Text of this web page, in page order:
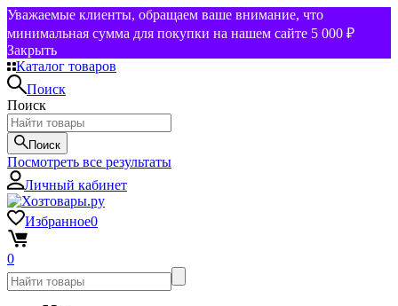
Уважаемые клиенты, обращаем ваше внимание, что
минимальная сумма для покупки на нашем сайте 5 000 ₽
Закрыть
Каталог товаров
Поиск
Поиск
Поиск
Посмотреть все результаты
Личный кабинет
Избранное0
0